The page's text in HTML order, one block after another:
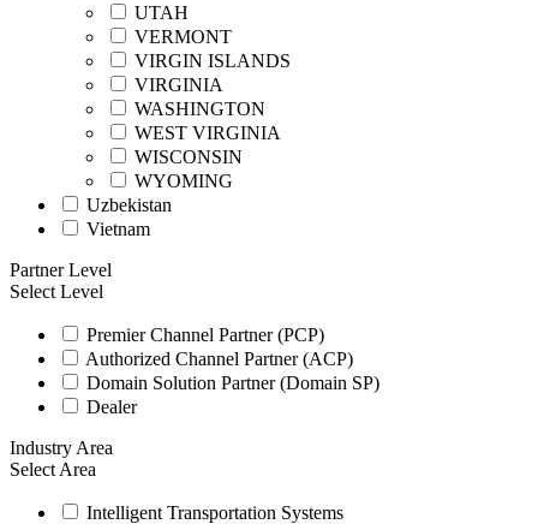
UTAH
VERMONT
VIRGIN ISLANDS
VIRGINIA
WASHINGTON
WEST VIRGINIA
WISCONSIN
WYOMING
Uzbekistan
Vietnam
Partner Level
Select Level
Premier Channel Partner (PCP)
Authorized Channel Partner (ACP)
Domain Solution Partner (Domain SP)
Dealer
Industry Area
Select Area
Intelligent Transportation Systems